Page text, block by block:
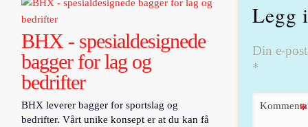
Legg
Din e-
*
*
BHX - spesialdesignede
bagger for lag og
bedrifter
BHX leverer bagger for sportslag og
bedrifter. Vårt unike konsept er at du kan få